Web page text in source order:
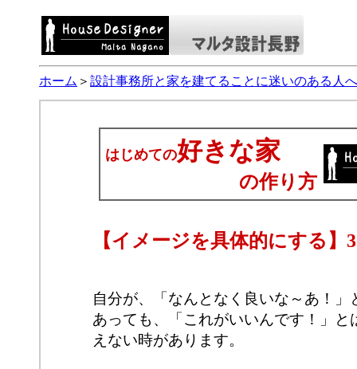
ホーム ＞ 設計事務所と家を建てることに迷いのある人へ
はじめての好きな家
の作り方
【イメージを具体的にする】3
自分が、「なんとなく良いな～あ！」
あっても、「これがいいんです！」と
えない時があります。